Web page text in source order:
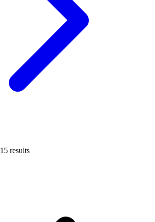
15 results